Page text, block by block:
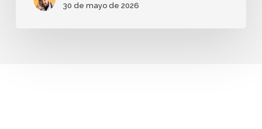
30 de mayo de 2026